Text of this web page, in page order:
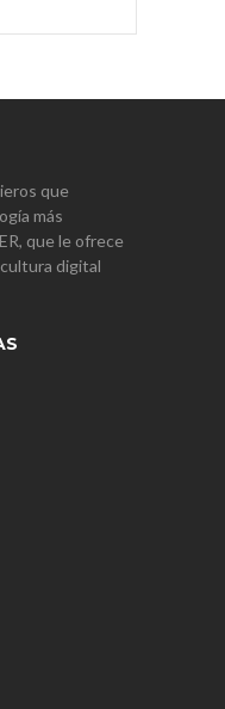
que
más
que le ofrece
digital